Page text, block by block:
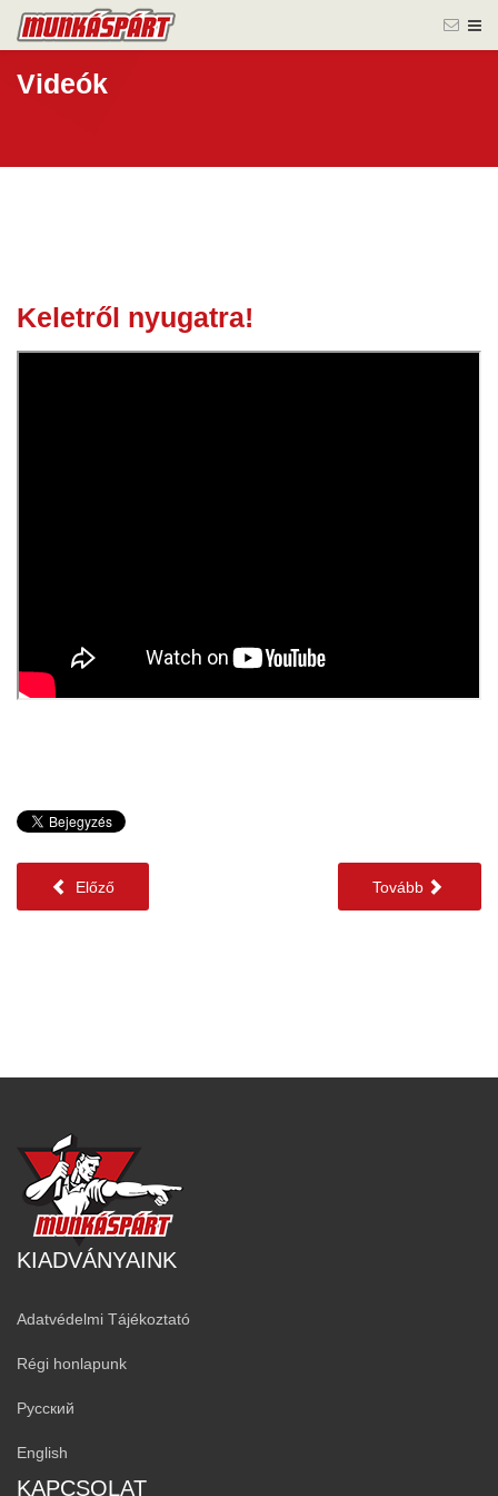
Videók
Keletről nyugatra!
Előző Tovább
KIADVÁNYAINK
Adatvédelmi Tájékoztató
Régi honlapunk
Русский
English
KAPCSOLAT